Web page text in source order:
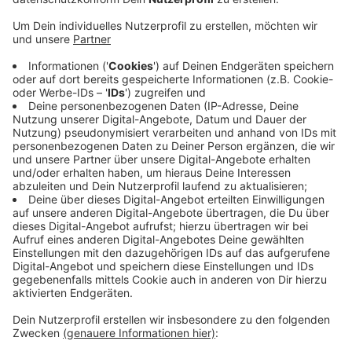
Anzeige
Das Beweismaterial wird jetzt ausgewertet, um an
weitere Hinweise zu kommen. Die beiden Männer
sollen versucht haben, eine Frau aus dem Iran mit
gefälschten Papieren per Flugzeug und drei iranische
Männer auf dem Landweg über Polen nach
Deutschland zu bringen. Die Staatsanwaltschaft in
Düsseldorf ermittelt bereits gegen die beiden
mutmaßlichen Schleuser.
WD
Anzeige